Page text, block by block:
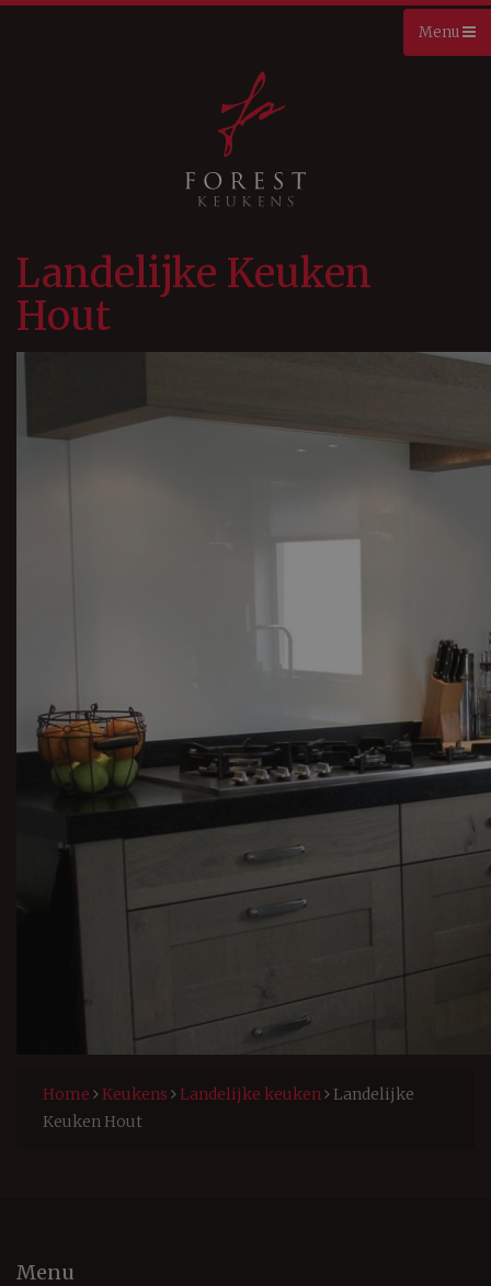
Landelijke Keuken
Hout
Home Keukens Landelijke keuken
Landelijke
Keuken Hout
Menu